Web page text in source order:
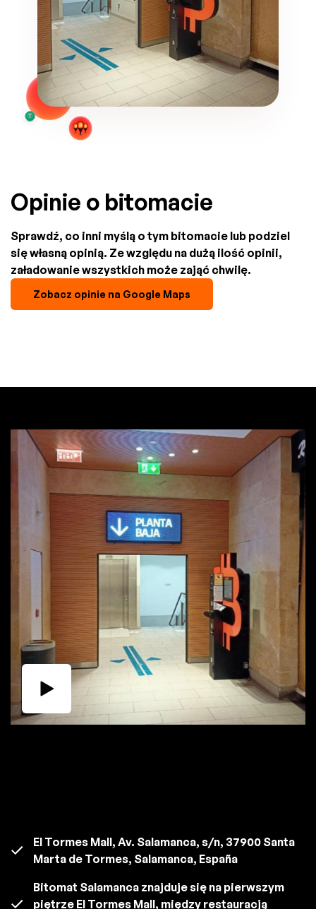
Opinie o bitomacie
Sprawdź, co inni myślą o tym bitomacie lub podziel
się własną opinią. Ze względu na dużą ilość opinii,
załadowanie wszystkich może zająć chwilę.
Zobacz opinie na Google Maps
El Tormes Mall, Av. Salamanca, s/n, 37900 Santa
Marta de Tormes, Salamanca, España
Bitomat Salamanca znajduje się na pierwszym
piętrze El Tormes Mall, między restauracją